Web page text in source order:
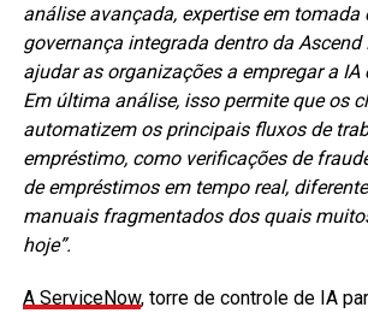
análise avançada, expertise em tomada
governança integrada dentro da
ajudar as organizações a empregar a
Em última análise, isso permite que os
automatizem os principais fluxos de
empréstimo, como verificações de
de empréstimos em tempo real,
manuais fragmentados dos quais
hoje”.
A ServiceNow, torre de controle de IA